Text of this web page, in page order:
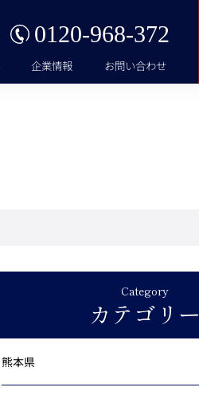
0120-968-372
企業情報 お問い合わせ
Category
カテゴリー
熊本県